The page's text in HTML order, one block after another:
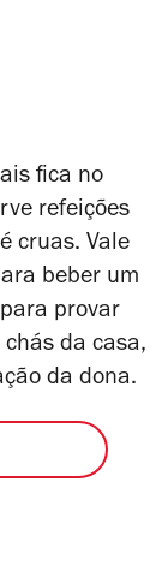
fica no
refeições
cruas. Vale
beber um
provar
da casa,
da dona.